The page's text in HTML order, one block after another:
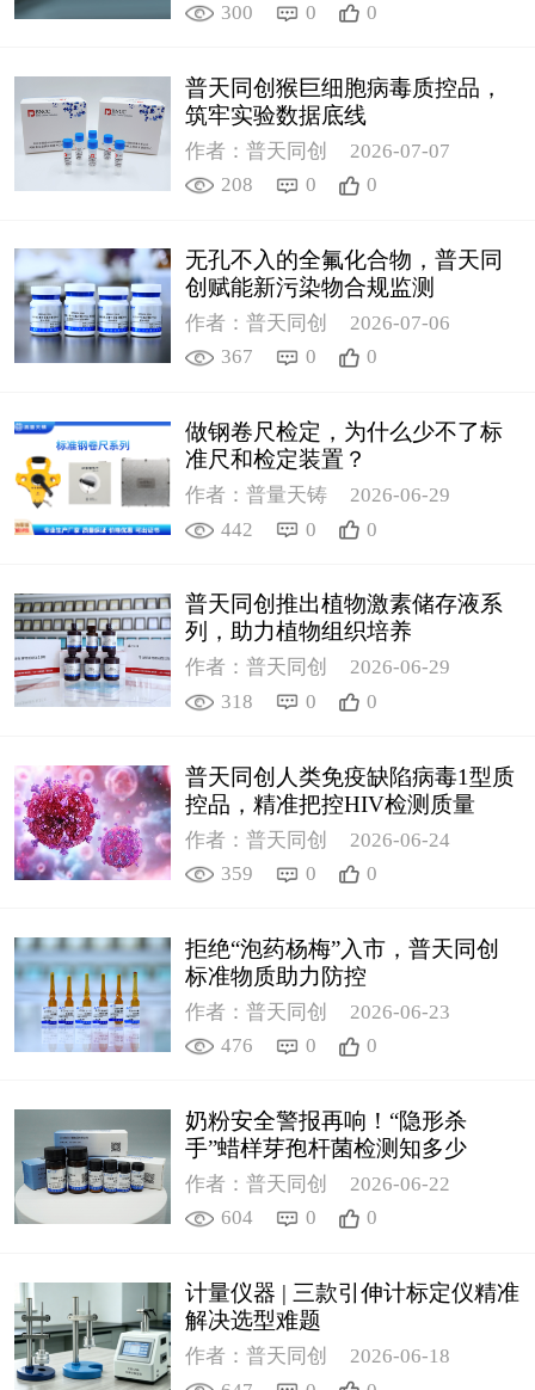
300
0 0
普天同创猴巨细胞病毒质控品，
筑牢实验数据底线
作者：普天同创
2026-07-07
208
0 0
无孔不入的全氟化合物，普天同
创赋能新污染物合规监测
作者：普天同创
2026-07-06
367
0 0
做钢卷尺检定，为什么少不了标
准尺和检定装置？
作者：普量天铸
2026-06-29
442
0 0
普天同创推出植物激素储存液系
列，助力植物组织培养
作者：普天同创
2026-06-29
318
0 0
普天同创人类免疫缺陷病毒1型质
控品，精准把控HIV检测质量
作者：普天同创
2026-06-24
359
0 0
拒绝“泡药杨梅”入市，普天同创
标准物质助力防控
作者：普天同创
2026-06-23
476
0 0
奶粉安全警报再响！“隐形杀
手”蜡样芽孢杆菌检测知多少
作者：普天同创
2026-06-22
604
0 0
计量仪器 | 三款引伸计标定仪精准
解决选型难题
作者：普天同创
2026-06-18